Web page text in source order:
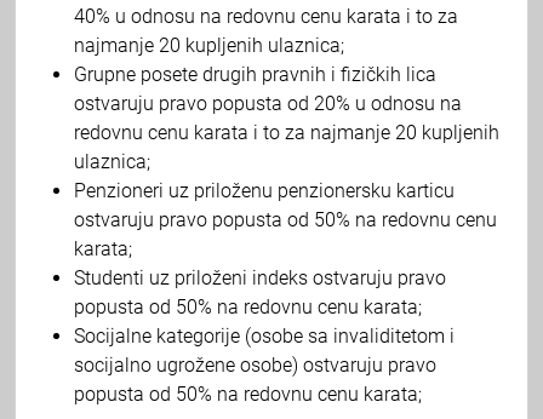
40% u odnosu na redovnu cenu karata i to za
najmanje 20 kupljenih ulaznica;
Grupne posete drugih pravnih i fizičkih lica
ostvaruju pravo popusta od 20% u odnosu na
redovnu cenu karata i to za najmanje 20 kupljenih
ulaznica;
Penzioneri uz priloženu penzionersku karticu
ostvaruju pravo popusta od 50% na redovnu cenu
karata;
Studenti uz priloženi indeks ostvaruju pravo
popusta od 50% na redovnu cenu karata;
Socijalne kategorije (osobe sa invaliditetom i
socijalno ugrožene osobe) ostvaruju pravo
popusta od 50% na redovnu cenu karata;